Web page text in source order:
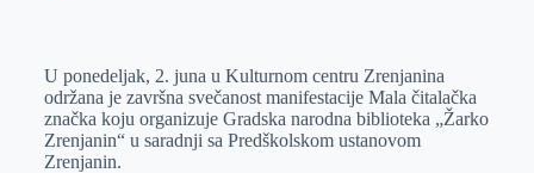
e
r
I
n
s
A
p
a
i
l
U ponedeljak, 2. juna u Kulturnom centru Zrenjanina
održana je završna svečanost manifestacije Mala čitalačka
značka koju organizuje Gradska narodna biblioteka „Žarko
Zrenjanin“ u saradnji sa Predškolskom ustanovom
Zrenjanin.